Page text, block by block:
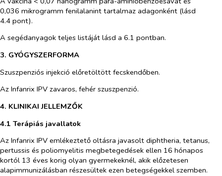
0,036 mikrogramm fenilalanint tartalmaz adagonként (lásd
4.4 pont).
A segédanyagok teljes listáját lásd a 6.1 pontban.
3. GYÓGYSZERFORMA
Szuszpenziós injekció előretöltött fecskendőben.
Az Infanrix IPV zavaros, fehér szuszpenzió.
4. KLINIKAI JELLEMZŐK
4.1 Terápiás javallatok
Az Infanrix IPV emlékeztető oltásra javasolt diphtheria, tetanus,
pertussis és poliomyelitis megbetegedések ellen 16 hónapos
kortól 13 éves korig olyan gyermekeknél, akik előzetesen
alapimmunizálásban részesültek ezen betegségekkel szemben.